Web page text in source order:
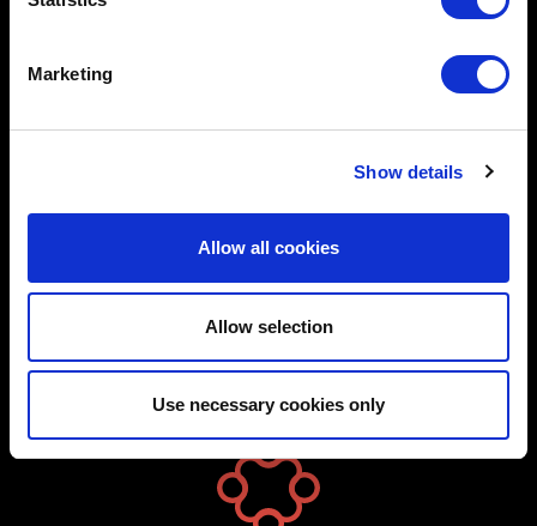
Marketing
Show details
Allow all cookies
Allow selection
Use necessary cookies only
EVENTI E MOSTRE
RASSEGNA STAMPA
CONTATTI